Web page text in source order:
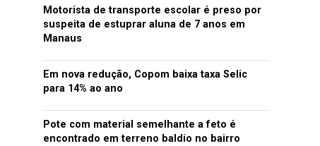
Motorista de transporte escolar é preso por
suspeita de estuprar aluna de 7 anos em
Manaus
Em nova redução, Copom baixa taxa Selic
para 14% ao ano
Pote com material semelhante a feto é
encontrado em terreno baldio no bairro